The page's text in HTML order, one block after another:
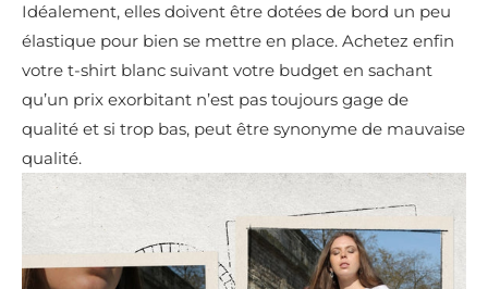
Idéalement, elles doivent être dotées de bord un peu
élastique pour bien se mettre en place. Achetez enfin
votre t-shirt blanc suivant votre budget en sachant
qu’un prix exorbitant n’est pas toujours gage de
qualité et si trop bas, peut être synonyme de mauvaise
qualité.